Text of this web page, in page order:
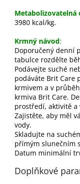
Metabolizovatelná
3980 kcal/kg.
Krmný návod:
Doporučený denní
tabulce rozdělte
Podávejte suché
podáváte Brit Care
krmivem a v
krmiva Brit Care.
prostředí, aktivitě a
Zajistěte, aby měl
vody.
Skladujte na
přímým slunečním
Datum minimální
Doplňkové